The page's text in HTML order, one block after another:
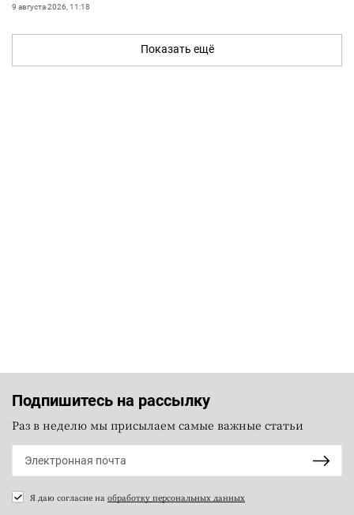
9 августа 2026, 11:18
Показать ещё
Подпишитесь на рассылку
Раз в неделю мы присылаем самые важные статьи
Я даю согласие на обработку персональных данных